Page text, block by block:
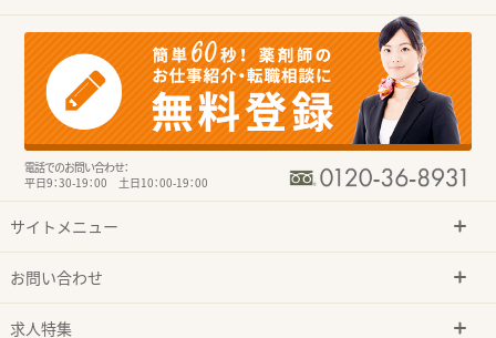
電話でのお問い合わせ：
平日9：30-19：00 土日10：00-19：00
サイトメニュー
お問い合わせ
求人特集